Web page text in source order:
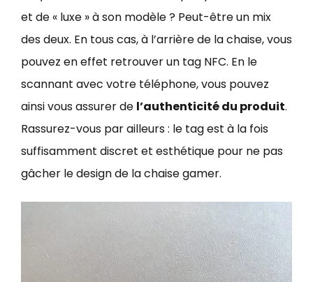
et de « luxe » à son modèle ? Peut-être un mix
des deux. En tous cas, à l’arrière de la chaise, vous
pouvez en effet retrouver un tag NFC. En le
scannant avec votre téléphone, vous pouvez
ainsi vous assurer de l’authenticité du produit.
Rassurez-vous par ailleurs : le tag est à la fois
suffisamment discret et esthétique pour ne pas
gâcher le design de la chaise gamer.